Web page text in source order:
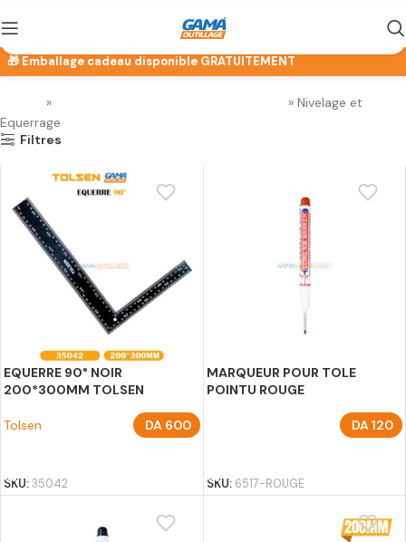
» » Nivelage et
Equerrage
Filtres
EQUERRE 90° NOIR
200*300MM TOLSEN
Tolsen DA 600
SKU:35042
MARQUEUR POUR TOLE
POINTU ROUGE
DA 120
SKU: 6517-ROUGE